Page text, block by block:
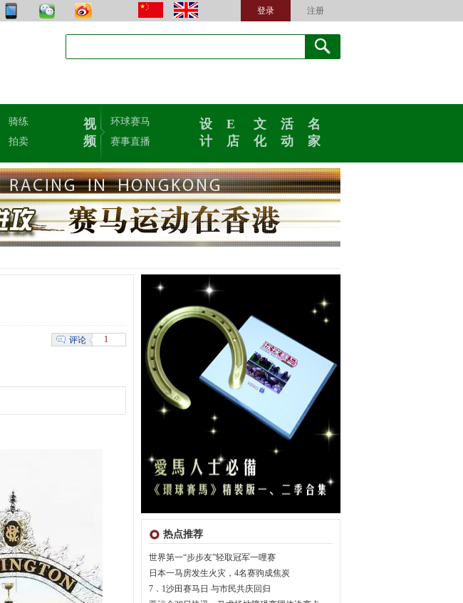
注册
登录
骑练
拍卖
视
频
环球赛马
赛事直播
设
计
E
店
文
化
活
动
名
家
热点推荐
世界第一“步步友”轻取冠军一哩赛
日本一马房发生火灾，4名赛驹成焦炭
7．1沙田赛马日 与市民共庆回归
评论 1